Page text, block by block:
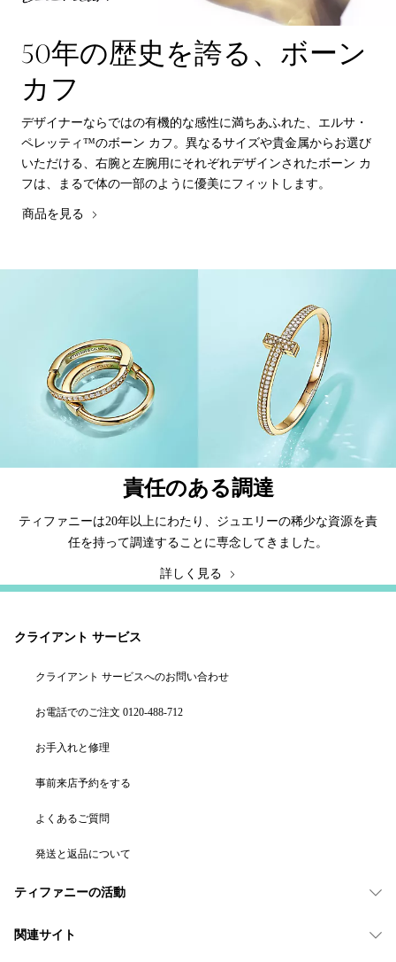
50年の歴史を誇る、ボーン
カフ
デザイナーならではの有機的な感性に満ちあふれた、エルサ・
ペレッティ™のボーン カフ。異なるサイズや貴金属からお選び
いただける、右腕と左腕用にそれぞれデザインされたボーン カ
フは、まるで体の一部のように優美にフィットします。
商品を見る
責任のある調達
ティファニーは20年以上にわたり、ジュエリーの稀少な資源を責
任を持って調達することに専念してきました。
詳しく見る
クライアント サービス
クライアント サービスへのお問い合わせ
お電話でのご注文 0120-488-712
お手入れと修理
事前来店予約をする
よくあるご質問
発送と返品について
ティファニーの活動
関連サイト